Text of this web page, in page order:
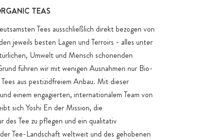
TEAS
Tees ausschließlich direkt bezogen von
jeweils besten Lagen und Terroirs - alles unter
Umwelt und Mensch schonenden
führen wir mit wenigen Ausnahmen nur Bio-
aus pestizidfreiem Anbau. Mit dieser
einem engagierten, internationalem Team von
sich Yoshi En der Mission, die
des Tee zu pflegen und ein qualitativ
Tee-Landschaft weltweit und des gehobenen